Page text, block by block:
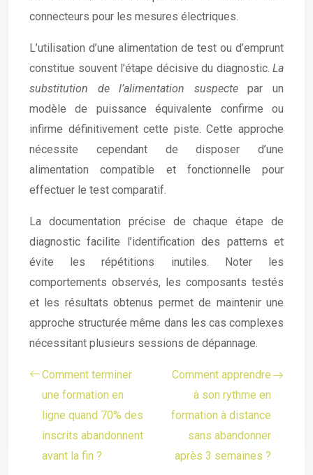
connecteurs pour les mesures électriques.
L’utilisation d’une alimentation de test ou d’emprunt
constitue souvent l’étape décisive du diagnostic. La
substitution de l’alimentation suspectepar un
modèle de puissance équivalente confirme ou
infirme définitivement cette piste. Cette approche
nécessite cependant de disposer d’une
alimentation compatible et fonctionnelle pour
effectuer le test comparatif.
La documentation précise de chaque étape de
diagnostic facilite l’identification des patterns et
évite les répétitions inutiles. Noter les
comportements observés, les composants testés
et les résultats obtenus permet de maintenir une
approche structurée même dans les cas complexes
nécessitant plusieurs sessions de dépannage.
Comment terminer
une formation en
ligne quand 70% des
inscrits abandonnent
avant la fin ?
Comment apprendre
à son rythme en
formation à distance
sans abandonner
après 3 semaines ?